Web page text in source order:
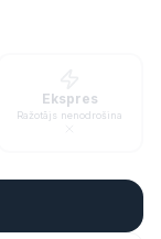
Ekspres
Ražotājs nenodrošina